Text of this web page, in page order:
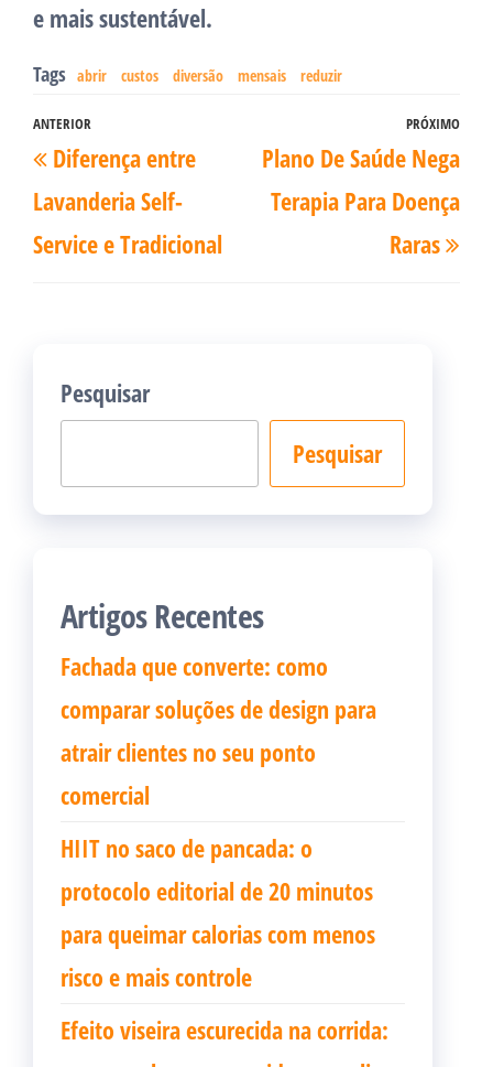
e mais sustentável.
Tags abrir custos diversão mensais reduzir
Navegação
de
Post
Post
anterior
ANTERIOR
Diferença entre
Lavanderia Self-
Service e Tradicional
PRÓXIMO
Plano De Saúde Nega
Terapia Para Doença
Raras
Pesquisar
Pesquisar
Artigos Recentes
Fachada que converte: como
comparar soluções de design para
atrair clientes no seu ponto
comercial
HIIT no saco de pancada: o
protocolo editorial de 20 minutos
para queimar calorias com menos
risco e mais controle
Efeito viseira escurecida na corrida: